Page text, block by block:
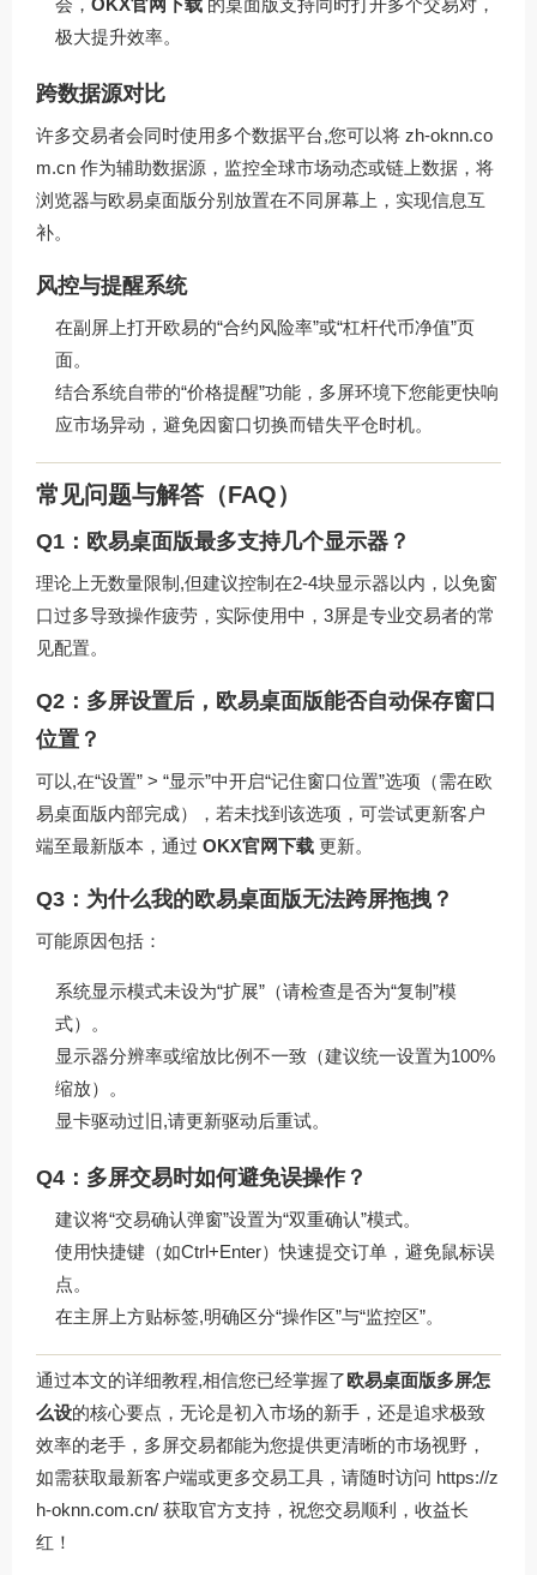
会， OKX官网下载 的桌面版支持同时打开多个交易对，
极大提升效率。
跨数据源对比
许多交易者会同时使用多个数据平台,您可以将 zh-oknn.co
m.cn 作为辅助数据源，监控全球市场动态或链上数据，将
浏览器与欧易桌面版分别放置在不同屏幕上，实现信息互
补。
风控与提醒系统
在副屏上打开欧易的“合约风险率”或“杠杆代币净值”页
面。
结合系统自带的“价格提醒”功能，多屏环境下您能更快响
应市场异动，避免因窗口切换而错失平仓时机。
常见问题与解答（FAQ）
Q1：欧易桌面版最多支持几个显示器？
理论上无数量限制,但建议控制在2-4块显示器以内，以免窗
口过多导致操作疲劳，实际使用中，3屏是专业交易者的常
见配置。
Q2：多屏设置后，欧易桌面版能否自动保存窗口
位置？
可以,在“设置” > “显示”中开启“记住窗口位置”选项（需在欧
易桌面版内部完成），若未找到该选项，可尝试更新客户
端至最新版本，通过 OKX官网下载 更新。
Q3：为什么我的欧易桌面版无法跨屏拖拽？
可能原因包括：
系统显示模式未设为“扩展”（请检查是否为“复制”模
式）。
显示器分辨率或缩放比例不一致（建议统一设置为100%
缩放）。
显卡驱动过旧,请更新驱动后重试。
Q4：多屏交易时如何避免误操作？
建议将“交易确认弹窗”设置为“双重确认”模式。
使用快捷键（如Ctrl+Enter）快速提交订单，避免鼠标误
点。
在主屏上方贴标签,明确区分“操作区”与“监控区”。
通过本文的详细教程,相信您已经掌握了欧易桌面版多屏怎
么设的核心要点，无论是初入市场的新手，还是追求极致
效率的老手，多屏交易都能为您提供更清晰的市场视野，
如需获取最新客户端或更多交易工具，请随时访问 https://z
h-oknn.com.cn/ 获取官方支持，祝您交易顺利，收益长
红！